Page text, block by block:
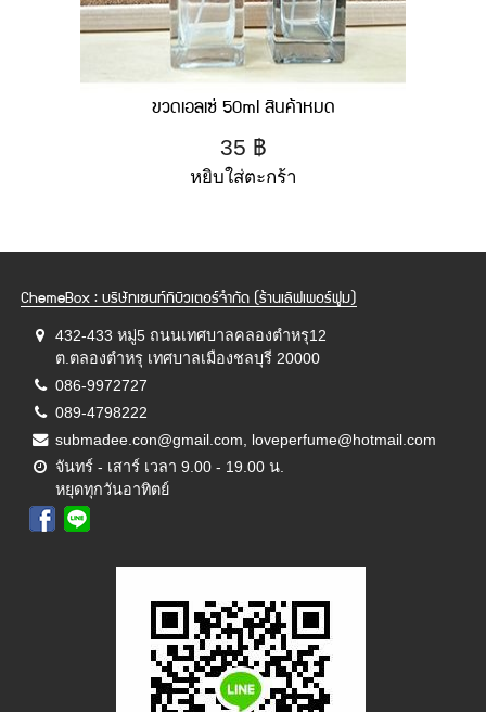
ขวดเอลเซ่ 50ml สินค้าหมด
35 ฿
หยิบใส่ตะกร้า
ChemeBox : บริษัทเซนท์ทิบิวเตอร์จำกัด (ร้านเลิฟเพอร์ฟูม)
432-433 หมู่5 ถนนเทศบาลคลองตำหรุ12
ต.ตลองตำหรุ เทศบาลเมืองชลบุรี 20000
086-9972727
089-4798222
submadee.con@gmail.com, loveperfume@hotmail.com
จันทร์ - เสาร์ เวลา 9.00 - 19.00 น.
หยุดทุกวันอาทิตย์